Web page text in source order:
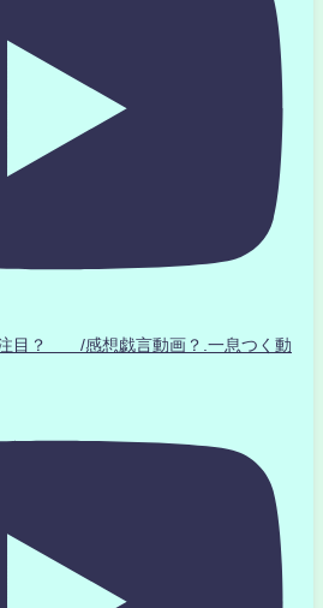
注目？ /感想戯言動画？.一息つく動